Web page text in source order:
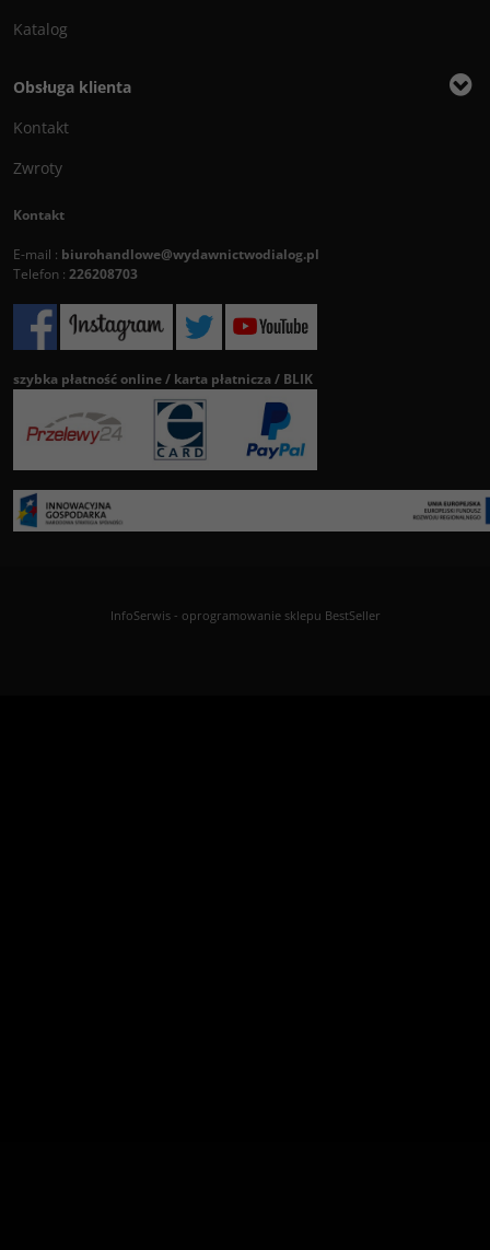
Katalog
Obsługa klienta
Kontakt
Zwroty
Kontakt
E-mail : biurohandlowe@wydawnictwodialog.pl
Telefon : 226208703
szybka płatność online / karta płatnicza / BLIK
InfoSerwis- oprogramowanie sklepu BestSeller